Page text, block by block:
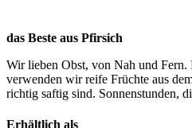
das Beste aus Pfirsich
Wir lieben Obst, von Nah und Fern.
verwenden wir reife Früchte aus
richtig saftig sind. Sonnenstunden,
Erhältlich als